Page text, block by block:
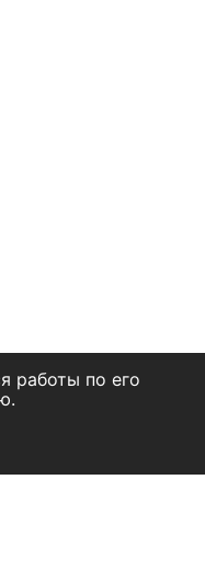
работы по его